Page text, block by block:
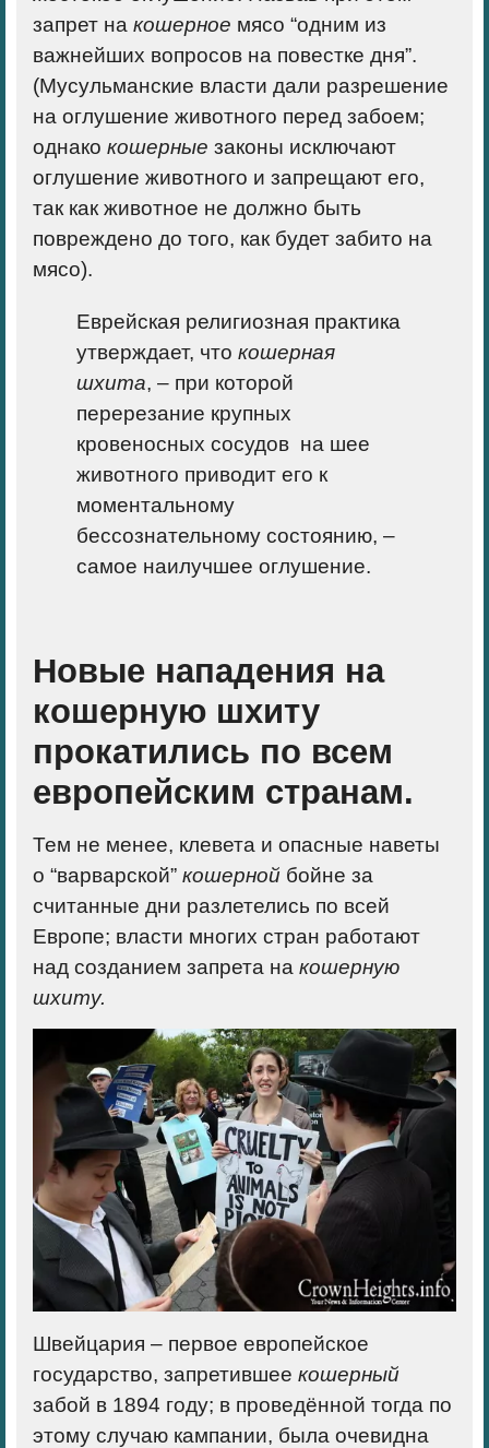
запрет на кошерное мясо “одним из
важнейших вопросов на повестке дня”.
(Мусульманские власти дали разрешение
на оглушение животного перед забоем;
однако кошерные законы исключают
оглушение животного и запрещают его,
так как животное не должно быть
повреждено до того, как будет забито на
мясо).
Еврейская религиозная практика
утверждает, что кошерная
шхита, – при которой
перерезание крупных
кровеносных сосудов на шее
животного приводит его к
моментальному
бессознательному состоянию, –
самое наилучшее оглушение.
Новые нападения на
кошерную шхиту
прокатились по всем
европейским странам.
Тем не менее, клевета и опасные наветы
о “варварской” кошерной бойне за
считанные дни разлетелись по всей
Европе; власти многих стран работают
над созданием запрета на кошерную
шхиту.
Швейцария – первое европейское
государство, запретившее кошерный
забой в 1894 году; в проведённой тогда по
этому случаю кампании, была очевидна